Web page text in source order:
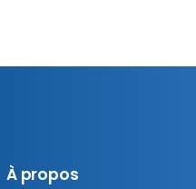
À propos